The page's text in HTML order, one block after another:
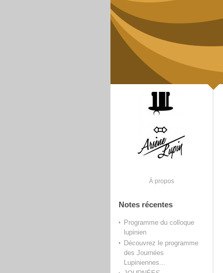
À propos
Notes récentes
Programme du colloque
lupinien
Découvrez le programme
des Journées
Lupiniennes...